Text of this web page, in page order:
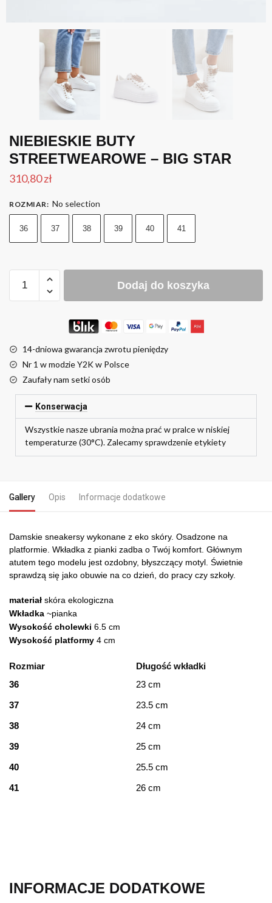
NIEBIESKIE BUTY
STREETWEAROWE – BIG STAR
310,80zł
ROZMIAR: No selection
36 37 38 39 40 41
Dodaj do koszyka
14-dniowa gwarancja zwrotu pieniędzy
Nr 1 w modzie Y2K w Polsce
Zaufały nam setki osób
Konserwacja
Wszystkie nasze ubrania można prać w pralce w niskiej
temperaturze (30°C). Zalecamy sprawdzenie etykiety
Gallery Opis Informacje dodatkowe
Damskie sneakersy wykonane z eko skóry. Osadzone na
platformie. Wkładka z pianki zadba o Twój komfort. Głównym
atutem tego modelu jest ozdobny, błyszczący motyl. Świetnie
sprawdzą się jako obuwie na co dzień, do pracy czy szkoły.
materiał skóra ekologiczna
Wkładka ~pianka
Wysokość cholewki 6.5 cm
Wysokość platformy 4 cm
Rozmiar
Długość wkładki
36
23 cm
37
23.5 cm
38
24 cm
39
25 cm
40
25.5 cm
41
26 cm
INFORMACJE DODATKOWE